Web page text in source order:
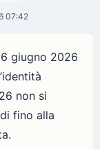
07:42
giugno 2026
non si
fino alla